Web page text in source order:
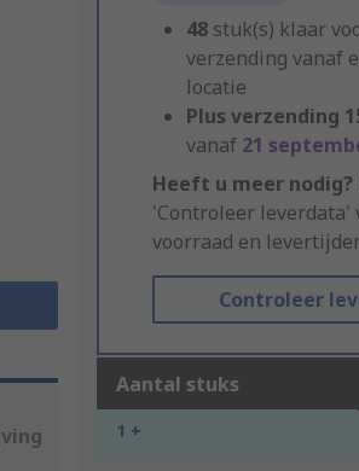
48 stuk(s) klaar
verzending vanaf
locatie
Plus verzending
vanaf 21
Heeft u meer nodig?
'Controleer leverdata'
voorraad en
Controleer
Aantal stuks
1 +